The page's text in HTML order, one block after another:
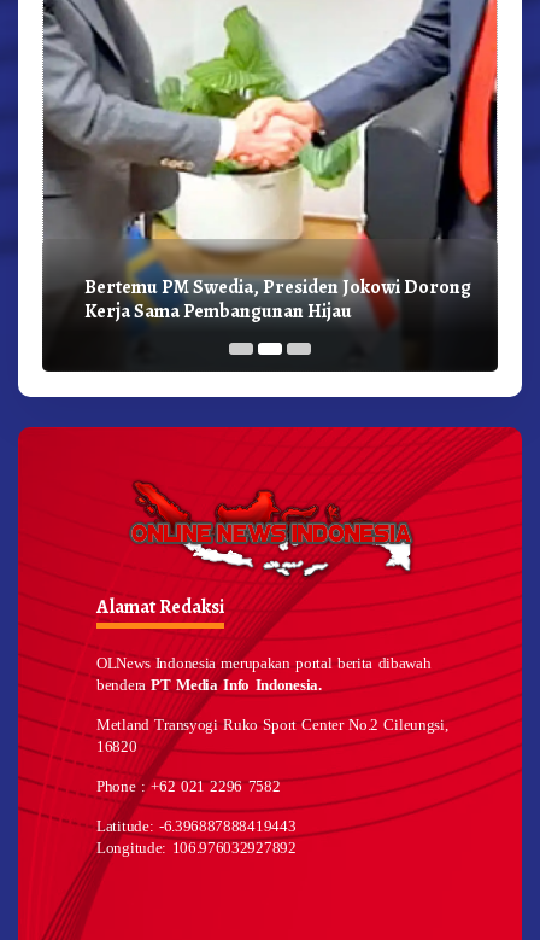
Bertemu PM Swedia, Presiden Jokowi Dorong
Kerja Sama Pembangunan Hijau
Alamat Redaksi
OLNews Indonesia merupakan portal berita dibawah
benderaPT Media Info Indonesia.
Metland Transyogi Ruko Sport Center No.2 Cileungsi,
16820
Phone : +62 021 2296 7582
Latitude: -6.396887888419443
Longitude: 106.976032927892